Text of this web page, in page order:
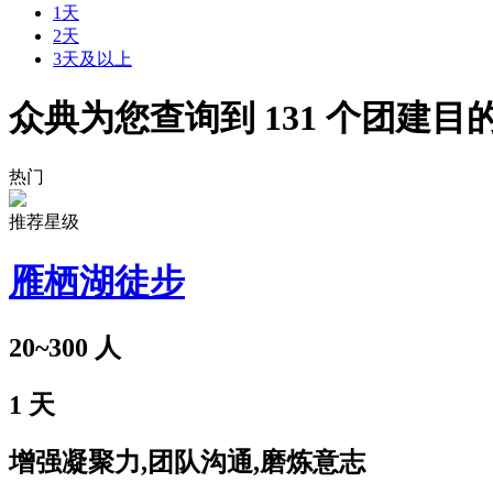
1天
2天
3天及以上
众典为您查询到 131 个团建目
热门
推荐星级
雁栖湖徒步
20~300 人
1 天
增强凝聚力,团队沟通,磨炼意志